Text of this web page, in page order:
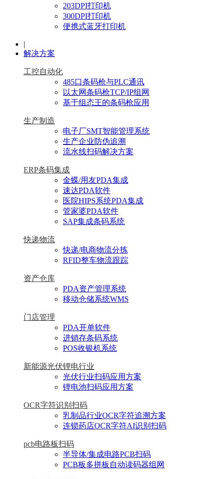
203DPI打印机
300DPI打印机
便携式蓝牙打印机
|
解决方案
工控自动化
485口条码枪与PLC通讯
以太网条码枪TCP/IP组网
基于组态王的条码枪应用
生产制造
电子厂SMT智能管理系统
生产企业防伪追溯
流水线扫码解决方案
ERP条码集成
金蝶/用友PDA集成
速达PDA软件
医院HIPS系统PDA集成
管家婆PDA软件
SAP集成条码系统
快递物流
快递/电商物流分拣
RFID整车物流跟踪
资产仓库
PDA资产管理系统
移动仓储系统WMS
门店管理
PDA开单软件
进销存条码系统
POS收银机系统
新能源光伏锂电行业
光伏行业扫码应用方案
锂电池扫码应用方案
OCR字符识别扫码
乳制品行业OCR字符追溯方案
连锁药店OCR字符AI识别扫码
pcb电路板扫码
半导体/集成电路PCB扫码
PCB板多拼板自动读码器组网